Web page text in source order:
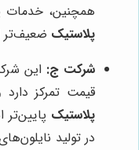
همچنین،
پلاستیک
شرکت ج: این
قیمت تمرکز
پلاستیک
در تولید